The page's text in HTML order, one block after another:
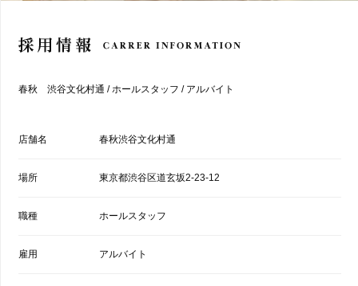
春秋 渋谷文化村通 / ホールスタッフ / アルバイト
店舗名 春秋渋谷文化村通
場所 東京都渋谷区道玄坂2-23-12
職種 ホールスタッフ
雇用 アルバイト